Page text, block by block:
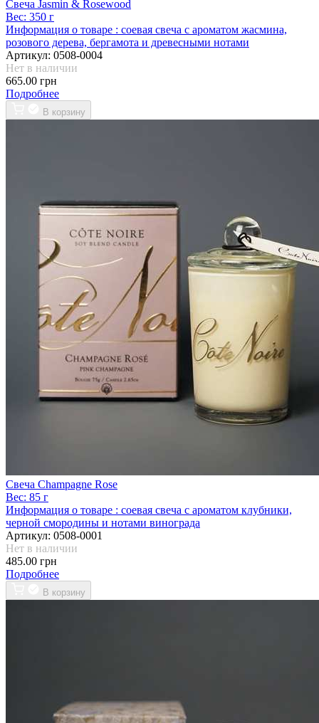
Свеча Jasmin & Rosewood
Вес: 350 г
Информация о товаре : соевая свеча с ароматом жасмина,
розового дерева, бергамота и древесными нотами
Артикул: 0508-0004
Нет в наличии
665.00 грн
Подробнее
В корзину
Свеча Champagne Rose
Вес: 85 г
Информация о товаре : соевая свеча с ароматом клубники,
черной смородины и нотами винограда
Артикул: 0508-0001
Нет в наличии
485.00 грн
Подробнее
В корзину